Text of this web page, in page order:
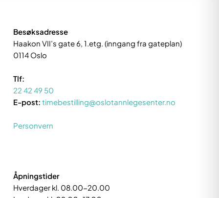
Besøksadresse
Haakon VII’s gate 6, 1.etg. (inngang fra gateplan)
0114 Oslo
Tlf:
22 42 49 50
E-post: timebestilling@oslotannlegesenter.no
Personvern
Åpningstider
Hverdager kl. 08.00-20.00